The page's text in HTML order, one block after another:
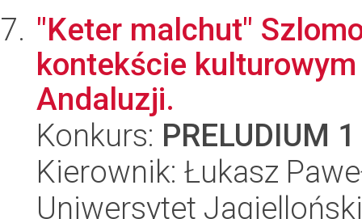
"Keter malchut"
kontekście
Andaluzji.
Konkurs: PRELUDIUM 1
Kierownik: Łukasz
Uniwersytet